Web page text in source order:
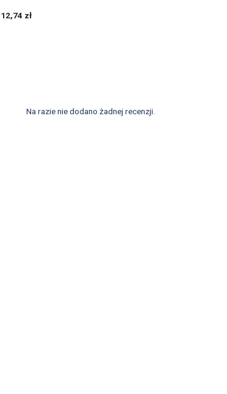
12,74 zł
Na razie nie dodano żadnej recenzji.